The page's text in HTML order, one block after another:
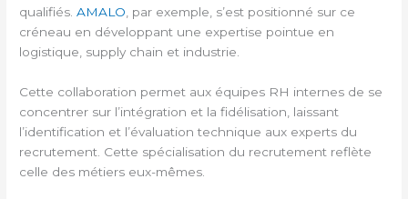
qualifiés.AMALO , par exemple, s’est positionné sur ce
créneau en développant une expertise pointue en
logistique, supply chain et industrie.
Cette collaboration permet aux équipes RH internes de se
concentrer sur l’intégration et la fidélisation, laissant
l’identification et l’évaluation technique aux experts du
recrutement. Cette spécialisation du recrutement reflète
celle des métiers eux-mêmes.